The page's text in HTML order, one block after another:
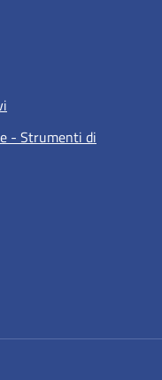
- Strumenti di